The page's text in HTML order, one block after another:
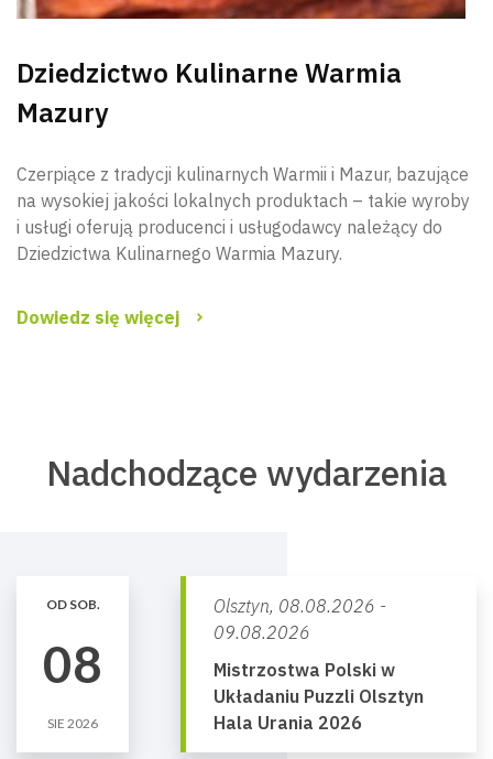
Dziedzictwo Kulinarne Warmia
Mazury
Czerpiące z tradycji kulinarnych Warmii i Mazur, bazujące
na wysokiej jakości lokalnych produktach – takie wyroby
i usługi oferują producenci i usługodawcy należący do
Dziedzictwa Kulinarnego Warmia Mazury.
Dowiedz się więcej
Nadchodzące wydarzenia
OD SOB.
08
SIE 2026
Olsztyn, 08.08.2026 -
09.08.2026
Mistrzostwa Polski w
Układaniu Puzzli Olsztyn
Hala Urania 2026